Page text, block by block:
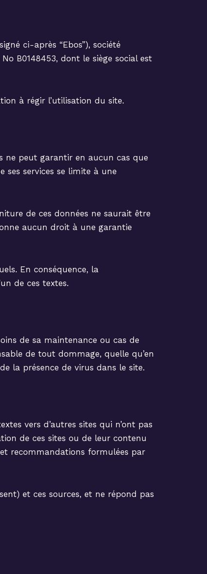
ci-après “Ebos”), société
B0148453, dont le siège social est
à régir l’utilisation du site.
ne peut garantir en aucun cas que
ses services se limite à une
de ces données ne saurait être
aucun droit à une garantie
En conséquence, la
de ces textes.
de sa maintenance ou cas de
de tout dommage, quelle qu’en
la présence de virus dans le site.
vers d’autres sites qui n’ont pas
de ces sites ou de leur contenu
recommandations formulées par
et ces sources, et ne répond pas